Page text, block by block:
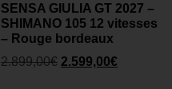
SENSA GIULIA GT 2027 –
SHIMANO 105 12 vitesses
– Rouge bordeaux
2.899,00€ 2.599,00€